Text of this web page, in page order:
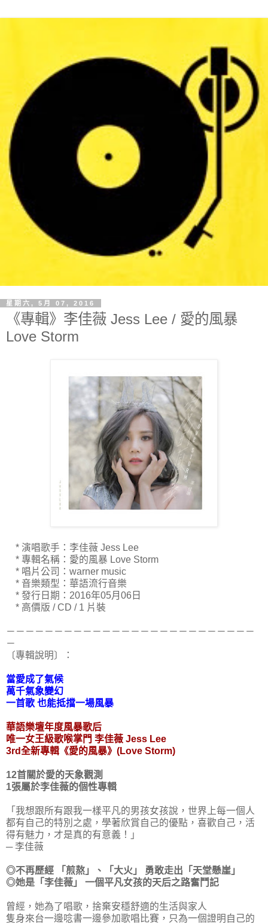
星期六, 5月 07, 2016
《專輯》李佳薇 Jess Lee / 愛的風暴
Love Storm
* 演唱歌手：李佳薇 Jess Lee
* 專輯名稱：愛的風暴 Love Storm
* 唱片公司：warner music
* 音樂類型：華語流行音樂
* 發行日期：2016年05月06日
* 高價版 / CD / 1 片裝
－－－－－－－－－－－－－－－－－－－－－－－－－－
－
〔專輯說明〕：
當愛成了氣候
萬千氣象變幻
一首歌 也能抵擋一場風暴
華語樂壇年度風暴歌后
唯一女王級歌喉掌門 李佳薇 Jess Lee
3rd全新專輯《愛的風暴》(Love Storm)
12首關於愛的天象觀測
1張屬於李佳薇的個性專輯
「我想跟所有跟我一樣平凡的男孩女孩說，世界上每一個人
都有自己的特別之處，學著欣賞自己的優點，喜歡自己，活
得有魅力，才是真的有意義！」
─ 李佳薇
◎不再歷經 「煎熬」、「大火」 勇敢走出「天堂懸崖」
◎她是「李佳薇」 一個平凡女孩的天后之路奮鬥記
曾經，她為了唱歌，捨棄安穩舒適的生活與家人
隻身來台一邊唸書一邊參加歌唱比賽，只為一個證明自己的